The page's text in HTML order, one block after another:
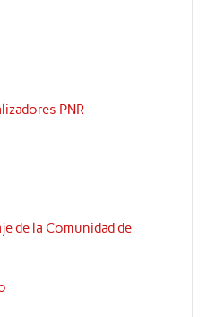
PNR
de la Comunidad de